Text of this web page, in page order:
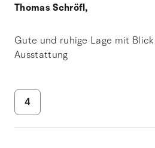
Thomas Schröfl,
Gute und ruhige Lage mit
Ausstattung
4